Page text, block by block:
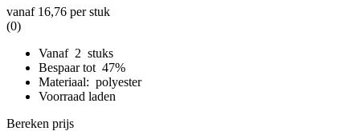
vanaf 16,76 per stuk
(0)
Vanaf 2 stuks
Bespaar tot 47%
Materiaal: polyester
Voorraad laden
Bereken prijs